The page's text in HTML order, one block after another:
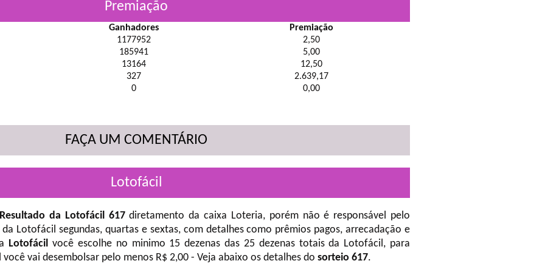
Premiação
Ganhadores
Premiação
1177952
2,50
185941
5,00
13164
12,50
327
2.639,17
0
0,00
FAÇA UM COMENTÁRIO
Lotofácil
Resultado da Lotofácil 617diretamento da caixa Loteria, porém não é responsável pelo
da Lotofácil segundas, quartas e sextas, com detalhes como prêmios pagos, arrecadação e
Lotofácil você escolhe no minimo 15 dezenas das 25 dezenas totais da Lotofácil, para
vai desembolsar pelo menos R$ 2,00 - Veja abaixo os detalhes do sorteio 617.